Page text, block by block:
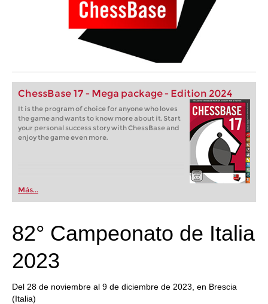
ChessBase 17 - Mega package - Edition 2024
It is the program of choice for anyone who loves
the game and wants to know more about it. Start
your personal success story with ChessBase and
enjoy the game even more.
Más...
82° Campeonato de Italia
2023
Del 28 de noviembre al 9 de diciembre de 2023, en Brescia
(Italia)